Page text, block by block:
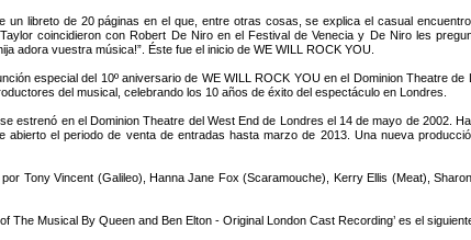
un libreto de 20 páginas en el que, entre otras cosas, se explica el casual
coincidieron con Robert De Niro en el Festival de Venecia y De Niro les
adora vuestra música!”. Éste fue el inicio de WE WILL ROCK YOU.
especial del 10º aniversario de WE WILL ROCK YOU en el Dominion Theatre
del musical, celebrando los 10 años de éxito del espectáculo en Londres.
estrenó en el Dominion Theatre del West End de Londres el 14 de mayo de 2002.
el periodo de venta de entradas hasta marzo de 2013. Una nueva
Tony Vincent (Galileo), Hanna Jane Fox (Scaramouche), Kerry Ellis (Meat),
The Musical By Queen and Ben Elton - Original London Cast Recording’ es el